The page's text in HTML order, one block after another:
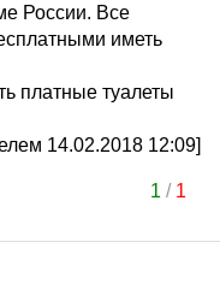
России. Все
иметь
платные туалеты
14.02.2018 12:09]
1 / 1